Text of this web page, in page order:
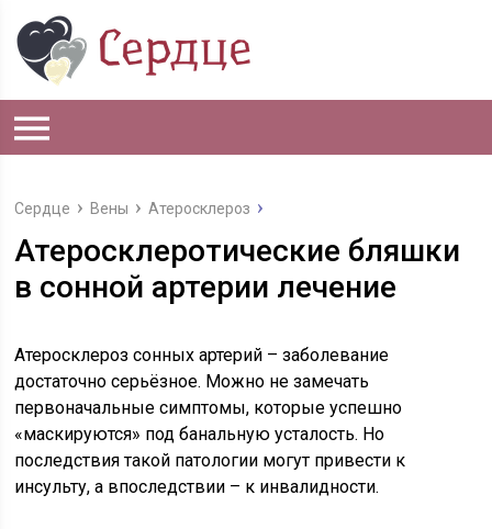
Сердце Вены Атеросклероз
Атеросклеротические бляшки
в сонной артерии лечение
Атеросклероз сонных артерий – заболевание
достаточно серьёзное. Можно не замечать
первоначальные симптомы, которые успешно
«маскируются» под банальную усталость. Но
последствия такой патологии могут привести к
инсульту, а впоследствии – к инвалидности.